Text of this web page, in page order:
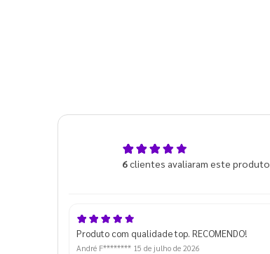
6clientes avaliaram este produto
Produto com qualidade top. RECOMENDO!
André F******** 15 de julho de 2026